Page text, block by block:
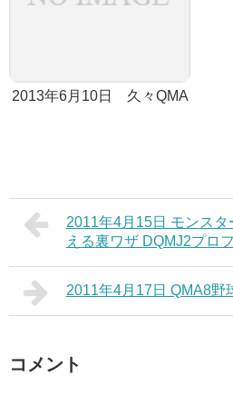
2013年6月10日 久々QMA
2011年4月15日 モンス
える裏ワザ DQMJ2プロ
2011年4月17日 QMA8野
コメント